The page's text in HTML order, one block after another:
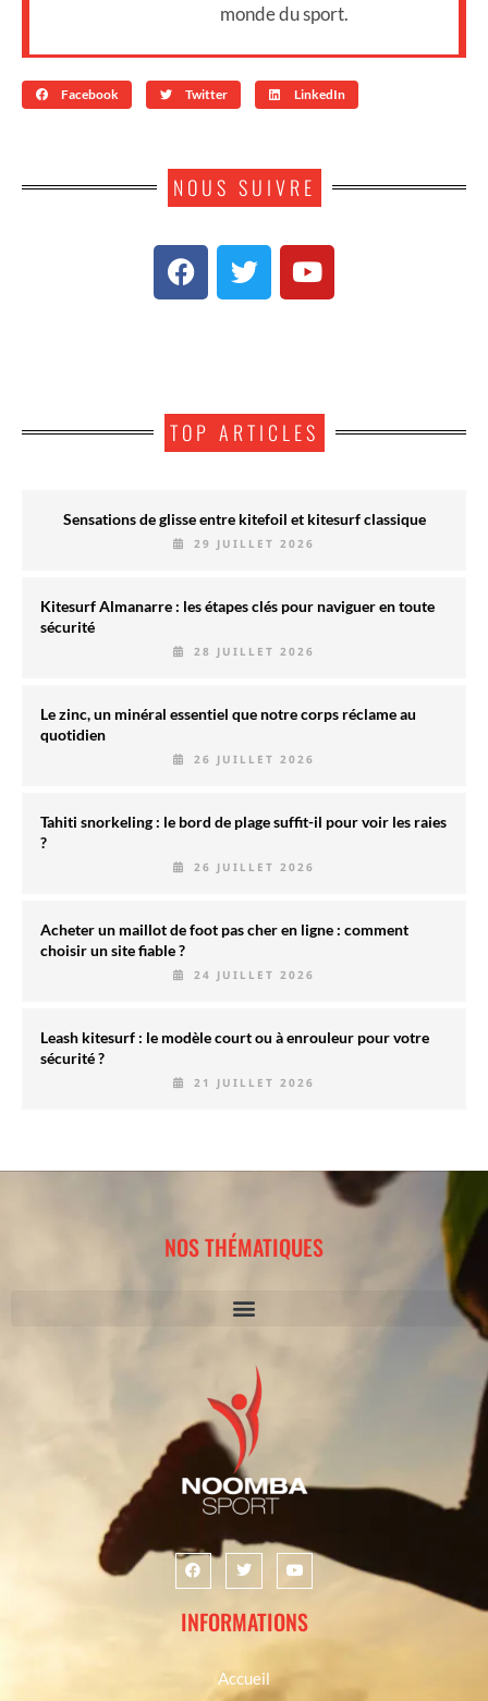
monde du sport.
Facebook Twitter LinkedIn
NOUS SUIVRE
TOP ARTICLES
Sensations de glisse entre kitefoil et kitesurf classique
29 JUILLET 2026
Kitesurf Almanarre : les étapes clés pour naviguer en toute
sécurité
28 JUILLET 2026
Le zinc, un minéral essentiel que notre corps réclame au
quotidien
26 JUILLET 2026
Tahiti snorkeling : le bord de plage suffit-il pour voir les raies
?
26 JUILLET 2026
Acheter un maillot de foot pas cher en ligne : comment
choisir un site fiable ?
24 JUILLET 2026
Leash kitesurf : le modèle court ou à enrouleur pour votre
sécurité ?
21 JUILLET 2026
NOS THÉMATIQUES
INFORMATIONS
Accueil